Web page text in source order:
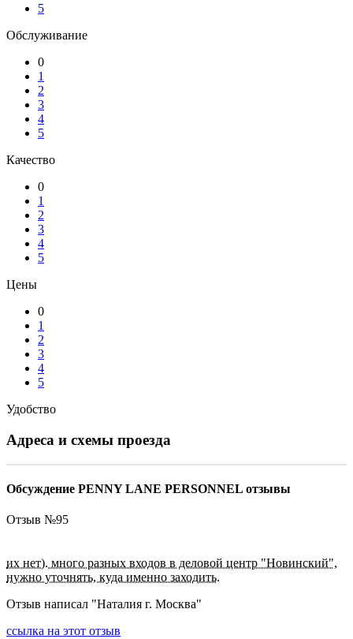
5
Обслуживание
0
1
2
3
4
5
Качество
0
1
2
3
4
5
Цены
0
1
2
3
4
5
Удобство
Адреса и схемы проезда
Обсуждение PENNY LANE PERSONNEL отзывы
Отзыв №95
их нет). много разных входов в деловой центр "Новинский",
нужно уточнять, куда именно заходить.
Отзыв написал "Наталия г. Москва"
ссылка на этот отзыв